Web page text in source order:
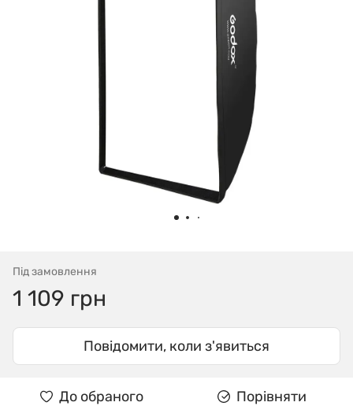
Під замовлення
1 109 грн
Повідомити, коли з'явиться
До обраного Порівняти